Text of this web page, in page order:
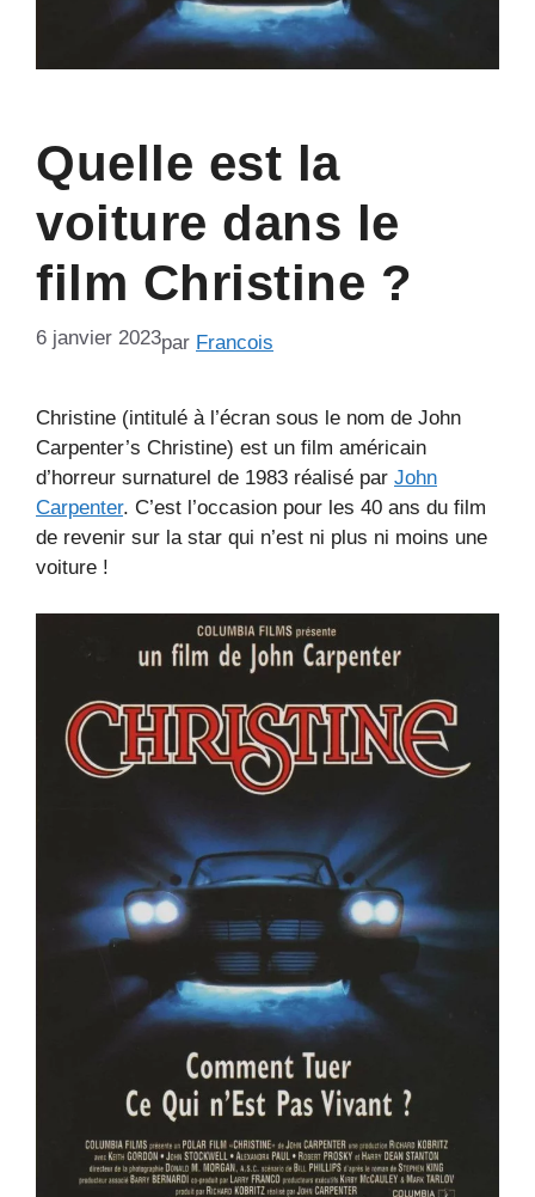
Quelle est la
voiture dans le
film Christine ?
6 janvier 2023par Francois
Christine (intitulé à l’écran sous le nom de John
Carpenter’s Christine) est un film américain
d’horreur surnaturel de 1983 réalisé par John
Carpenter. C’est l’occasion pour les 40 ans du film
de revenir sur la star qui n’est ni plus ni moins une
voiture !